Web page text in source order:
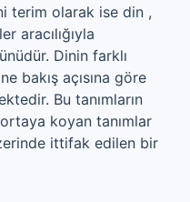
terim olarak ise din ,
aracılığıyla
Dinin farklı
bakış açısına göre
Bu tanımların
koyan tanımlar
ittifak edilen bir